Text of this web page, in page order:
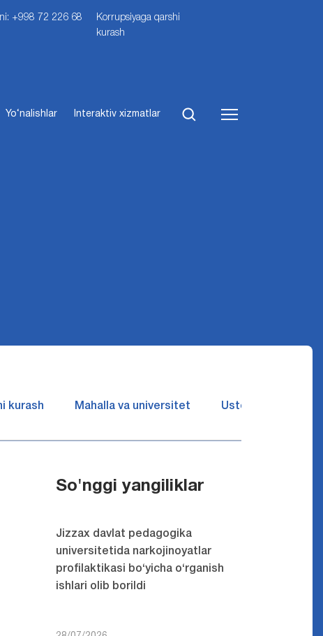
+998 72 226 68
Korrupsiyaga qarshi
kurash
Yo‘nalishlar Interaktiv xizmatlar
kurash Mahalla va universitet Ustozlar suhbatin
So'nggi yangiliklar
Jizzax davlat pedagogika
universitetida narkojinoyatlar
profilaktikasi bo‘yicha o‘rganish
ishlari olib borildi